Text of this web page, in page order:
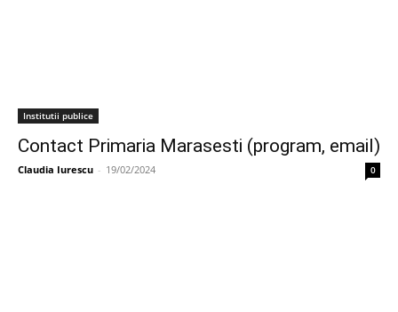
Institutii publice
Contact Primaria Marasesti (program, email)
Claudia Iurescu - 19/02/2024 0